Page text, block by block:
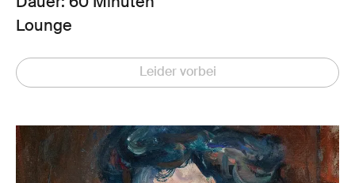
Dauer: 60 Minuten
Lounge
Leider vorbei